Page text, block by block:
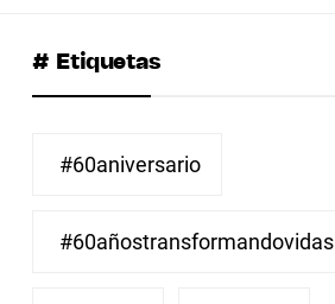
# Etiquetas
#60aniversario
#60añostransformandovidas